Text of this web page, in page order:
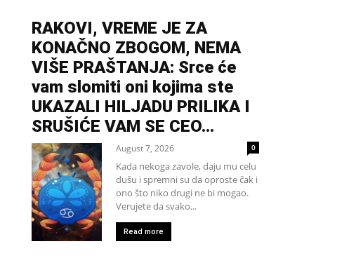
RAKOVI, VREME JE ZA
KONAČNO ZBOGOM, NEMA
VIŠE PRAŠTANJA: Srce će
vam slomiti oni kojima ste
UKAZALI HILJADU PRILIKA I
SRUŠIĆE VAM SE CEO...
August 7, 2026 0
Kada nekoga zavole, daju mu celu
dušu i spremni su da oproste čak i
ono što niko drugi ne bi mogao.
Verujete da svako...
Read more